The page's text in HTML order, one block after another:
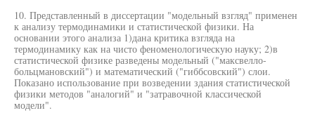
10. Представленный в диссертации "модельный взгляд" применен
к анализу термодинамики и статистической физики. На
основании этого анализа 1)дана критика взгляда на
термодинамику как на чисто феноменологическую науку; 2)в
статистической физике разведены модельный ("максвелло-
больцмановский") и математический ("гиббсовский") слои.
Показано использование при возведении здания статистической
физики методов "аналогий" и "затравочной классической
модели".